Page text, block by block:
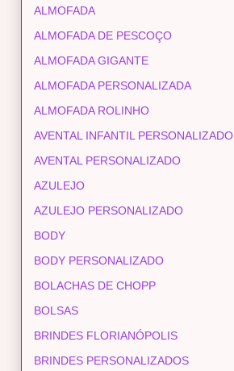
ALMOFADA
ALMOFADA DE PESCOÇO
ALMOFADA GIGANTE
ALMOFADA PERSONALIZADA
ALMOFADA ROLINHO
AVENTAL INFANTIL PERSONALIZADO
AVENTAL PERSONALIZADO
AZULEJO
AZULEJO PERSONALIZADO
BODY
BODY PERSONALIZADO
BOLACHAS DE CHOPP
BOLSAS
BRINDES FLORIANÓPOLIS
BRINDES PERSONALIZADOS